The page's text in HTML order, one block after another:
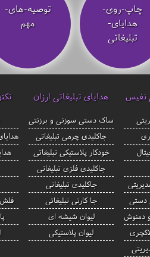
چاپ-روی-
هدایای-
تبلیغاتی
توصیه‌-های-
مهم
نفیس
دستی
دمنوش
هدایای تبلیغاتی ارزان
ساک دستی سوزنی و برزنتی
جاکلیدی چرمی تبلیغاتی
خودکار پلاستیکی تبلیغاتی
جاکلیدی فلزی تبلیغاتی
جاکلیدی تبلیغاتی
جا کارتی تبلیغاتی
لیوان شیشه ای
لیوان پلاستیکی